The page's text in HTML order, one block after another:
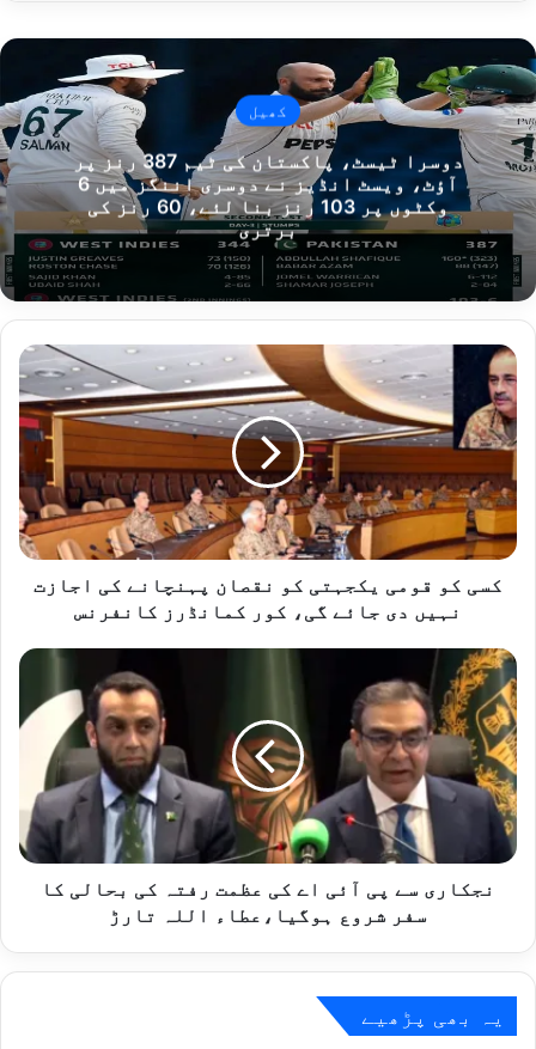
کھیل
دوسرا ٹیسٹ، پاکستان کی ٹیم 387 رنز پر
آؤٹ، ویسٹ انڈیز نے دوسری اننگز میں 6
وکٹوں پر 103 رنز بنا لئے، 60 رنز کی
برتری
ک
س
ی
ک
و
ق
و
م
ی
ہ
ت
ی
ک
و
ن
ق
ص
ا
ن
کسی کو قومی یکجہتی کو نقصان پہنچانے کی اجازت
نہیں دی جائے گی، کور کمانڈرز کانفرنس
ن
ج
ک
ا
ر
ی
س
ے
پ
ک
نجکاری سے پی آئی اے کی عظمت رفتہ کی بحالی کا
سفر شروع ہوگیا،عطاء اللہ تارڑ
یہ بھی پڑھیے